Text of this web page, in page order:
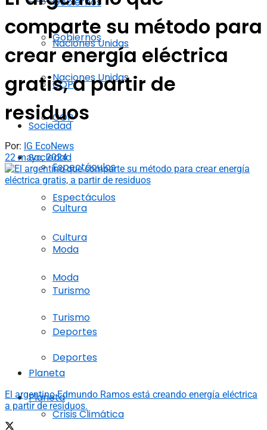
Naciones Unidas
COP
Sociedad
Espectáculos
Cultura
Moda
Turismo
Deportes
Planeta
Crisis Climática
Gobiernos
Naciones Unidas
COP
Sociedad
Espectáculos
Cultura
Moda
Turismo
Deportes
Planeta
comparte su método para
crear energía eléctrica
gratis, a partir de
residuos
Por: IG EcoNews
22 mayo, 2024
El argentino Edmundo Ramos está creando energía eléctrica
a partir de residuos.